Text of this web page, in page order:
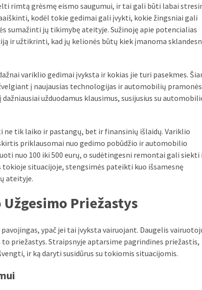
rimtą grėsmę eismo saugumui, ir tai gali būti labai
kodėl tokie gedimai gali įvykti, kokie žingsniai gali
sumažinti jų tikimybę ateityje. Sužinoję apie potencialias
ir užtikrinti, kad jų kelionės būtų kiek įmanoma
variklio gedimai įvyksta ir kokias jie turi pasekmes.
į naujausias technologijas ir automobilių pramonės
užduodamus klausimus, susijusius su
tik laiko ir pastangų, bet ir finansinių išlaidų. Variklio
priklausomai nuo gedimo pobūdžio ir automobilio
nuo 100 iki 500 eurų, o sudėtingesni remontai gali siekti
tokioje situacijoje, stengsimės pateikti kuo išsamesnę
ateityje.
Priežastys
ypač jei tai įvyksta vairuojant. Daugelis
priežastys. Straipsnyje aptarsime pagrindines priežastis,
ir ką daryti susidūrus su tokiomis situacijomis.